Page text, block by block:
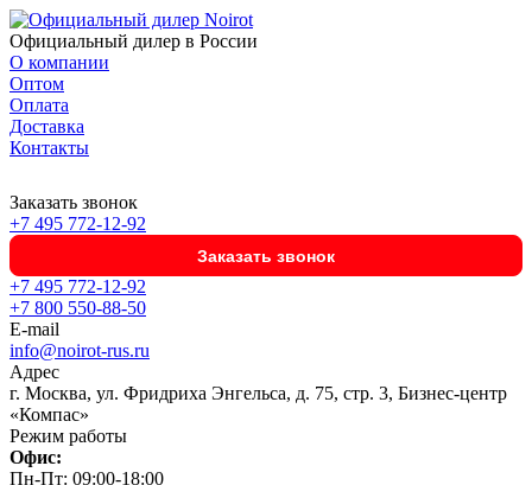
Официальный дилер в России
О компании
Оптом
Оплата
Доставка
Контакты
Заказать звонок
+7 495 772-12-92
Заказать звонок
+7 495 772-12-92
+7 800 550-88-50
E-mail
info@noirot-rus.ru
Адрес
г. Москва, ул. Фридриха Энгельса, д. 75, стр. 3, Бизнес-центр
«Компас»
Режим работы
Офис:
Пн-Пт: 09:00-18:00